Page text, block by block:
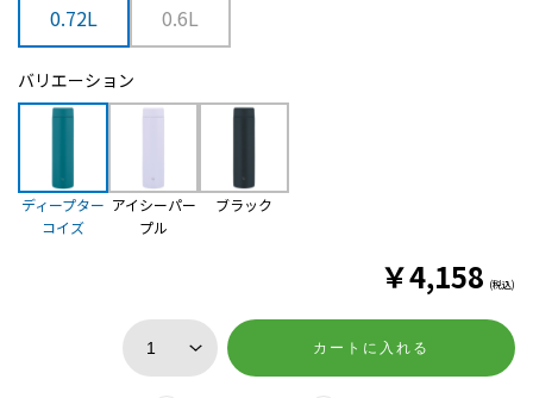
0.72L 0.6L
バリエーション
ディープター
コイズ
アイシーパー
プル
ブラック
￥4,158 (税込)
カートに入れる